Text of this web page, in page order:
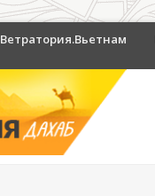
Ветратория.Вьетнам